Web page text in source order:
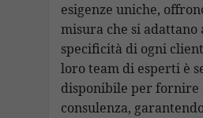
esigenze uniche,
misura che si adattano
specificità di ogni
loro team di esperti è
disponibile per fornire
consulenza,